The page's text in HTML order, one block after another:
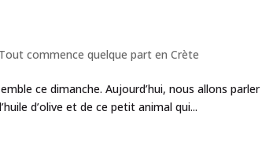
Tout commence quelque part en Crète
ce dimanche. Aujourd’hui, nous allons
d’olive et de ce petit animal qui...